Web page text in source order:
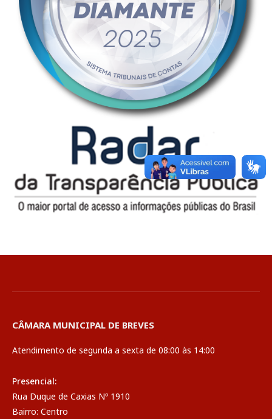
CÂMARA MUNICIPAL DE BREVES
Atendimento de segunda a sexta de 08:00 às 14:00
Presencial:
Rua Duque de Caxias Nº 1910
Bairro: Centro